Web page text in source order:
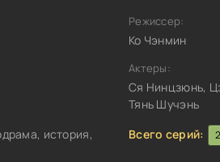
история,
Режиссер:
Ко Чэнмин
Актеры:
Ся Нинцзюнь,
Тянь Шучэнь
Всего серий: